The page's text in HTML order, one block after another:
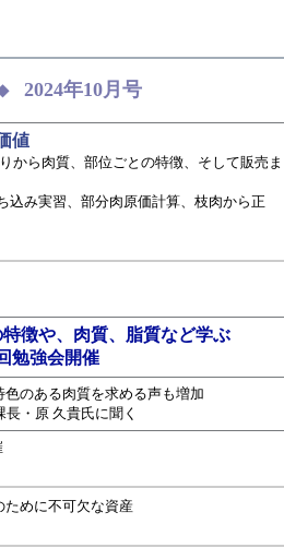
2024年10月号
値
から肉質、部位ごとの特徴、そして販売ま
込み実習、部分肉原価計算、枝肉から正
徴や、肉質、脂質など学ぶ
勉強会開催
のある肉質を求める声も増加
・原 久貴氏に聞く
ために不可欠な資産